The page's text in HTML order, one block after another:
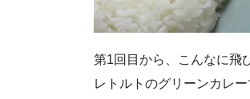
第1回目から、こんなに飛
レトルトのグリーンカレ